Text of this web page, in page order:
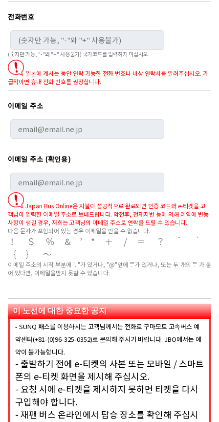
전화번호
(숫자만 가능, "-"와 "+" 사용불가) 국가코드를 입력하지 마십시오.
일본에 계시는 동안 연락 가능한 전화 번호나 비상 연락처를 알려주십시오. 가
급적이면 휴대 전화 번호를 권장합니다.
이메일 주소
이메일 주소 (확인용)
Japan Bus Online은 지불이 성공적으로 완료되면 인증 코드와 e-티켓을 고
객님이 입력한 이메일 주소로 보내드립니다. 악천후, 천재지변 등에 의해 예약에 변동
사항이 생길 경우, 저희는 고객님의 이메일 주소로 연락을 드릴 수 있습니다.
다음 문자가 포함되어 있는 경우 이메일을 받을 수 없습니다.
！＄％&’*＋/＝？＾｀
｛｝～
이메일 주소의 시작 부분에 ". "가 있거나, "@"앞에 "."가 있거나, 또는 두 개의 "." 가 붙
어 있다면, 이메일을받지 못할 수 있습니다.
이 노선에 대한 중요한 공지
- SUNQ 패스를 이용하시는 고객님께서는 전화로 구마모토 고속버스 예
약센터(+81-(0)96-325-0352)로 문의해 주시기 바랍니다. JBO에서는 예
약이 불가능합니다.
- 출발하기 전에 e-티켓의 사본 또는 모바일 / 스마트
폰의 e-티켓 화면을 제시해 주십시오.
- 요청 시에 e-티켓을 제시하지 못하면 티켓을 다시
구입해야 합니다.
- 재팬 버스 온라인에서 탑승 장소를 확인해 주십시